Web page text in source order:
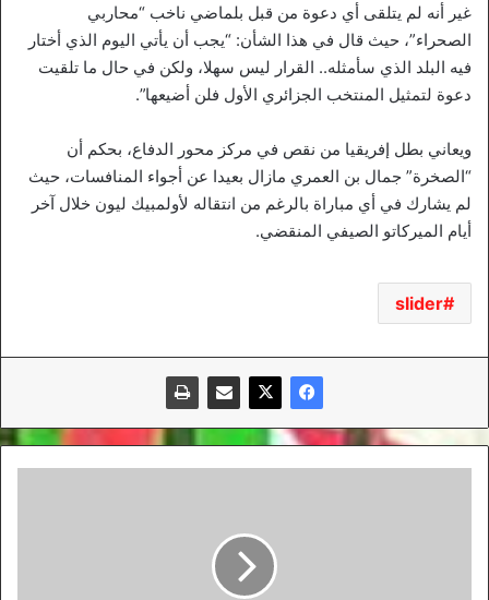
غير أنه لم يتلقى أي دعوة من قبل بلماضي ناخب “محاربي
الصحراء”، حيث قال في هذا الشأن: “يجب أن يأتي اليوم الذي أختار
فيه البلد الذي سأمثله.. القرار ليس سهلا، ولكن في حال ما تلقيت
دعوة لتمثيل المنتخب الجزائري الأول فلن أضيعها”.
ويعاني بطل إفريقيا من نقص في مركز محور الدفاع، بحكم أن
“الصخرة” جمال بن العمري مازال بعيدا عن أجواء المنافسات، حيث
لم يشارك في أي مباراة بالرغم من انتقاله لأولمبيك ليون خلال آخر
أيام الميركاتو الصيفي المنقضي.
slider